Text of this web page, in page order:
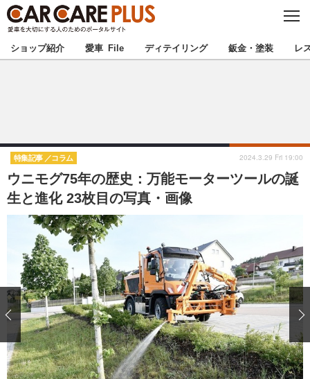
C
S
E
★カーケアプラス認定★ 厳選プロショップを地域から探す
甲信越 北陸
東海 関西
中国 四国
九州 沖縄
注目の記事
ショップレポート 愛車 File
自動車豆知識 ストップ！不具合修理＆粗悪修理
鈑金・塗装
ディテイリング
ディテイリング 洗車
ヘッドライト磨き コーティング
鈑金・塗装
小キズ直し 防錆
特集記事
ショップ紹介 愛車 File ディテイリング 鈑金・塗装 レ
ウニモグ75年の歴史：万能モーターツールの誕
生と進化 23枚目の写真・画像
特集記事 コラム 2024.3.29 Fri 19:00